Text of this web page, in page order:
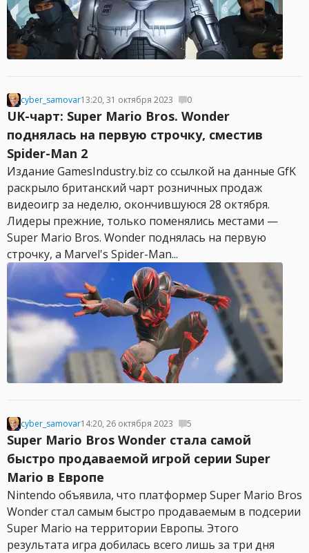
cyber_samovar13:20, 31 октября 2023 0
UK-чарт: Super Mario Bros. Wonder
поднялась на первую строчку, сместив
Spider-Man 2
Издание GamesIndustry.biz со ссылкой на данные GfK
раскрыло британский чарт розничных продаж
видеоигр за неделю, окончившуюся 28 октября.
Лидеры прежние, только поменялись местами —
Super Mario Bros. Wonder поднялась на первую
строчку, а Marvel's Spider-Man...
cyber_samovar14:20, 26 октября 2023 5
Super Mario Bros Wonder стала самой
быстро продаваемой игрой серии Super
Mario в Европе
Nintendo объявила, что платформер Super Mario Bros
Wonder стал самым быстро продаваемым в подсерии
Super Mario на территории Европы. Этого
результата игра добилась всего лишь за три дня